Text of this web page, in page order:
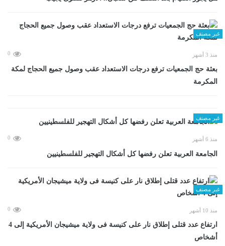
غير مصنف
منذ 3 أشهر 0
بعثة حج الجمعيات ترفع درجات الاستعداد عقب وصول جميع الحجاج لمكة
المكرمة
غير مصنف
منذ 6 أشهر 0
الجامعة العربية تعلن رفضها كل أشكال التهجير للفلسطينيين
غير مصنف
منذ 10 أشهر 0
ارتفاع عدد قتلى إطلاق نار على كنيسة فى ولاية ميشيجان الأمريكية إلى 4
أشخاص